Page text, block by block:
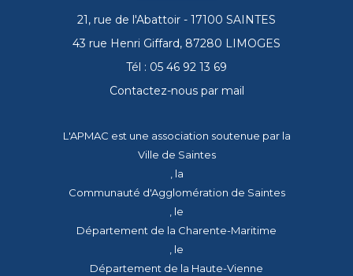
21, rue de l'Abattoir - 17100 SAINTES
43 rue Henri Giffard, 87280 LIMOGES
Tél : 05 46 92 13 69
Contactez-nous par mail
L'APMAC est une association soutenue par la
Ville de Saintes
, la
Communauté d'Agglomération de Saintes
, le
Département de la Charente-Maritime
, le
Département de la Haute-Vienne